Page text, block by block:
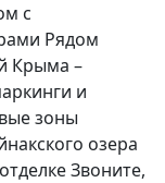
с
Рядом
Крыма –
и
зоны
озера
Звоните,